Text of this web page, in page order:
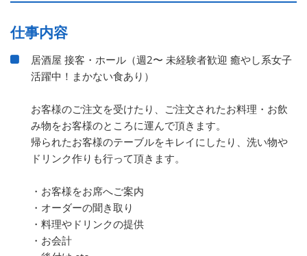
仕事内容
居酒屋 接客・ホール（週2〜 未経験者歓迎 癒やし系女子
活躍中！まかない食あり）
お客様のご注文を受けたり、ご注文されたお料理・お飲
み物をお客様のところに運んで頂きます。
帰られたお客様のテーブルをキレイにしたり、洗い物や
ドリンク作りも行って頂きます。
・お客様をお席へご案内
・オーダーの聞き取り
・料理やドリンクの提供
・お会計